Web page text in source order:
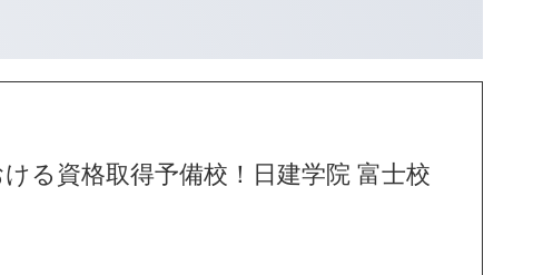
る資格取得予備校！日建学院 富士校